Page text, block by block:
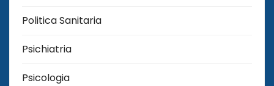
Politica Sanitaria
Psichiatria
Psicologia